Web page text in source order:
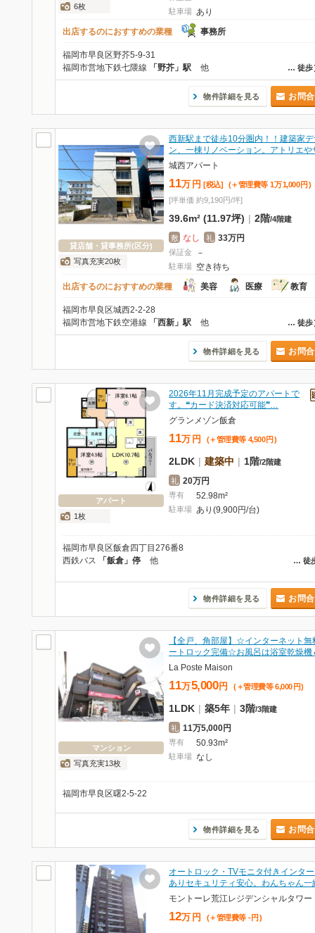
6枚
駐車場 あり
出店するのにおすすめの業種
事務所
福岡市早良区野芥5-9-31
… 徒歩
福岡市営地下鉄七隈線 「野芥」駅 他
物件詳細を見る お問
貸店舗・貸事務所(区分)
写真充実20枚
西新駅まで徒歩10分圏内！！建築家
ン、一棟リノベーション。アトリエ
城西アパート
11万 円 [税込] (＋管理費等 1万1,000 円 )
[坪単価 約9,190円/坪]
39.6m² (11.97坪) | 2階/4階建
敷 なし 礼 33万円
保証金 －
駐車場 空き待ち
出店するのにおすすめの業種
美容 医療 教育
福岡市早良区城西2-2-28
… 徒歩
福岡市営地下鉄空港線 「西新」駅 他
物件詳細を見る お問
アパート
1枚
2026年11月完成予定のアパートで
す。❝カード決済対応可能❞…
グランメゾン飯倉
11万 円 (＋管理費等 4,500 円 )
2LDK | 建築中 | 1階/2階建
礼 20万円
専有 52.98m²
駐車場 あり(9,900円/台)
福岡市早良区飯倉四丁目276番8
… 徒
西鉄バス 「飯倉」停 他
物件詳細を見る お問
マンション
写真充実13枚
【全戸、角部屋】☆インターネット
ートロック完備☆お風呂は浴室乾燥
La Poste Maison
11万5,000 円 (＋管理費等 6,000 円)
1LDK | 築5年 | 3階/3階建
礼 11万5,000円
専有 50.93m²
駐車場 なし
福岡市早良区曙2-5-22
物件詳細を見る お問
オートロック・TVモニタ付きインタ
ありセキュリティ安心。わんちゃん
モントーレ荒江レジデンシャルタワー
12万 円 (＋管理費等 - 円 )